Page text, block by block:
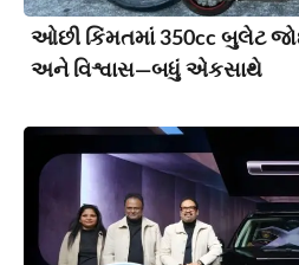
ઓછી કિંમતમાં 350cc બુલેટ
અને વિશ્વાસ—બધું એકસાથે